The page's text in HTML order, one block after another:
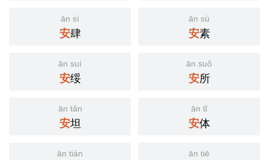
ān sì
安肆
ān sù
安素
ān suí
安绥
ān suǒ
安所
ān tǎn
安坦
ān tǐ
安体
ān tián ān tiē